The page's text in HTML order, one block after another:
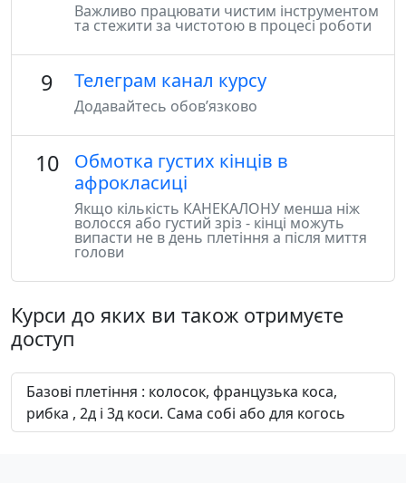
Важливо працювати чистим інструментом
та стежити за чистотою в процесі роботи
9 Телеграм канал курсу
Додавайтесь обов’язково
10
Обмотка густих кінців в
афрокласиці
Якщо кількість КАНЕКАЛОНУ менша ніж
волосся або густий зріз - кінці можуть
випасти не в день плетіння а після миття
голови
Курси до яких ви також отримуєте
доступ
Базові плетіння : колосок, французька коса,
рибка , 2д і 3д коси. Сама собі або для когось